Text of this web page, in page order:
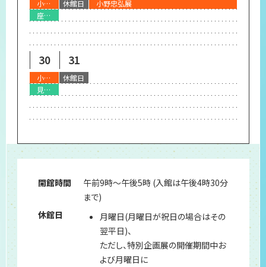
小野忠弘展
座談会『晩年の小野忠弘を語る』
休館日 小野忠弘展
30
小野忠弘展
見どころ解説会『小野忠弘 創作の軌跡』
31
休館日
開館時間
午前9時～午後5時 (入館は午後4時30分
まで)
休館日
月曜日(月曜日が祝日の場合はその
翌平日)、
ただし、特別企画展の開催期間中お
よび月曜日に